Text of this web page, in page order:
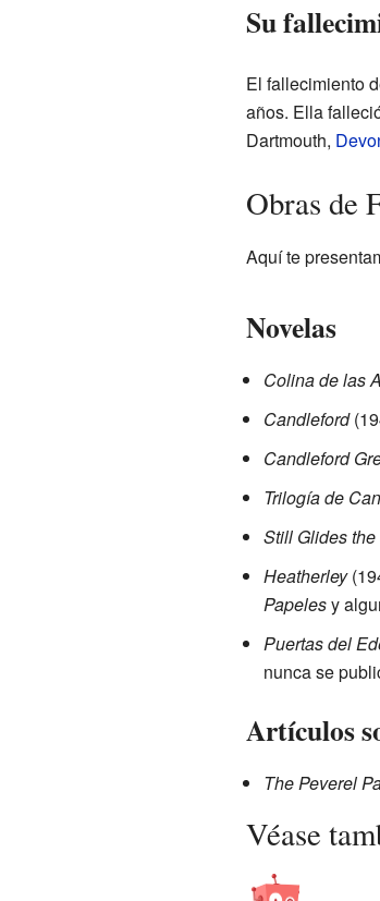
Su
El fallecimiento
años. Ella
Dartmouth,
Obras de
Aquí te
Novelas
Colina de las
Candleford
Candleford
Trilogía de
Still Glides the
Heatherley
Papelesy
Puertas del
nunca se
Artículos
The Peverel
Véase